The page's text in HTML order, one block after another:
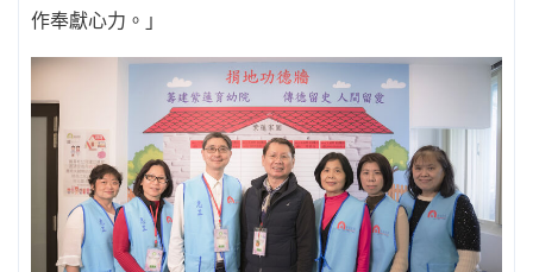
作奉獻心力。」